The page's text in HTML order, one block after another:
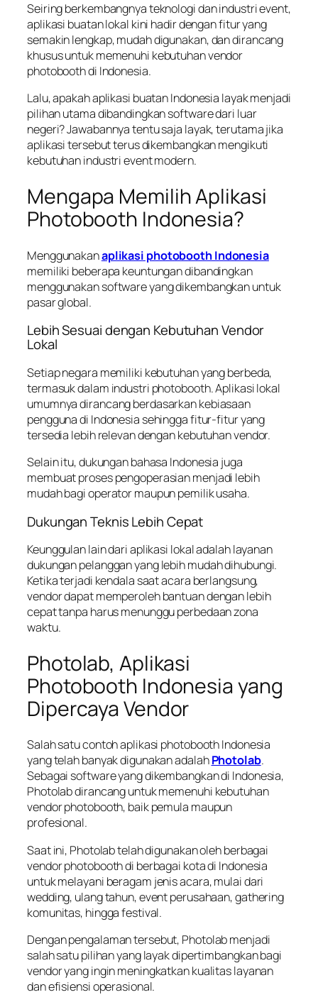
Seiring berkembangnya teknologi dan industri event,
aplikasi buatan lokal kini hadir dengan fitur yang
semakin lengkap, mudah digunakan, dan dirancang
khusus untuk memenuhi kebutuhan vendor
photobooth di Indonesia.
Lalu, apakah aplikasi buatan Indonesia layak menjadi
pilihan utama dibandingkan software dari luar
negeri? Jawabannya tentu saja layak, terutama jika
aplikasi tersebut terus dikembangkan mengikuti
kebutuhan industri event modern.
Mengapa Memilih Aplikasi
Photobooth Indonesia?
Menggunakanaplikasi photobooth Indonesia
memiliki beberapa keuntungan dibandingkan
menggunakan software yang dikembangkan untuk
pasar global.
Lebih Sesuai dengan Kebutuhan Vendor
Lokal
Setiap negara memiliki kebutuhan yang berbeda,
termasuk dalam industri photobooth. Aplikasi lokal
umumnya dirancang berdasarkan kebiasaan
pengguna di Indonesia sehingga fitur-fitur yang
tersedia lebih relevan dengan kebutuhan vendor.
Selain itu, dukungan bahasa Indonesia juga
membuat proses pengoperasian menjadi lebih
mudah bagi operator maupun pemilik usaha.
Dukungan Teknis Lebih Cepat
Keunggulan lain dari aplikasi lokal adalah layanan
dukungan pelanggan yang lebih mudah dihubungi.
Ketika terjadi kendala saat acara berlangsung,
vendor dapat memperoleh bantuan dengan lebih
cepat tanpa harus menunggu perbedaan zona
waktu.
Photolab, Aplikasi
Photobooth Indonesia yang
Dipercaya Vendor
Salah satu contoh aplikasi photobooth Indonesia
yang telah banyak digunakan adalahPhotolab.
Sebagai software yang dikembangkan di Indonesia,
Photolab dirancang untuk memenuhi kebutuhan
vendor photobooth, baik pemula maupun
profesional.
Saat ini, Photolab telah digunakan oleh berbagai
vendor photobooth di berbagai kota di Indonesia
untuk melayani beragam jenis acara, mulai dari
wedding, ulang tahun, event perusahaan, gathering
komunitas, hingga festival.
Dengan pengalaman tersebut, Photolab menjadi
salah satu pilihan yang layak dipertimbangkan bagi
vendor yang ingin meningkatkan kualitas layanan
dan efisiensi operasional.